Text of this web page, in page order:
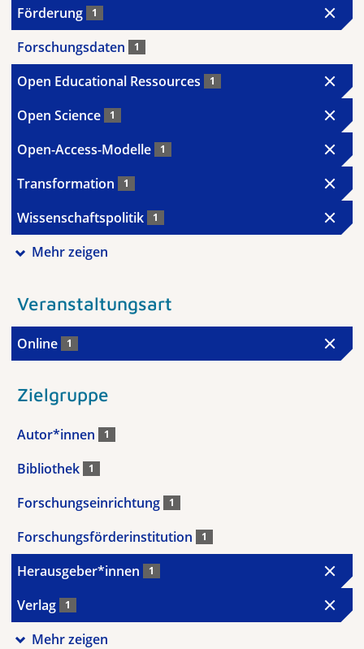
Förderung 1
Forschungsdaten 1
Open Educational Ressources 1
Open Science 1
Open-Access-Modelle 1
Transformation 1
Wissenschaftspolitik 1
Mehr zeigen
Veranstaltungsart
Online 1
Zielgruppe
Autor*innen 1
Bibliothek 1
Forschungseinrichtung 1
Forschungsförderinstitution 1
Herausgeber*innen 1
Verlag 1
Mehr zeigen